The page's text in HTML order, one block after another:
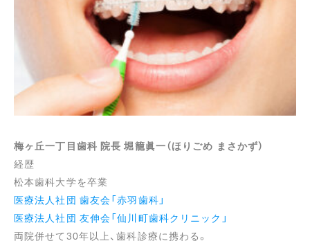
梅ヶ丘一丁目歯科 院長 堀籠眞一（ほりごめ まさかず）
経歴
松本歯科大学を卒業
医療法人社団 歯友会「赤羽歯科」
医療法人社団 友伸会「仙川町歯科クリニック」
両院併せて30年以上、歯科診療に携わる。